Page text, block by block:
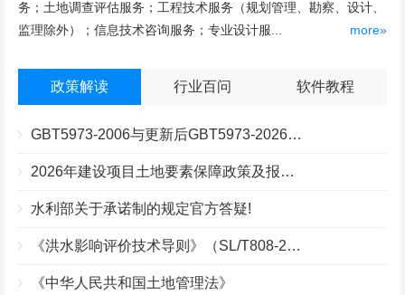
务；土地调查评估服务；工程技术服务（规划管理、勘察、设计、
监理除外）；信息技术咨询服务；专业设计服...
more»
政策解读 行业百问 软件教程
GBT5973-2006与更新后GBT5973-2026区别你知道几点？
2026年建设项目土地要素保障政策及报批流程
水利部关于承诺制的规定官方答疑!
《洪水影响评价技术导则》（SL/T808-2025）核心解读
《中华人民共和国土地管理法》